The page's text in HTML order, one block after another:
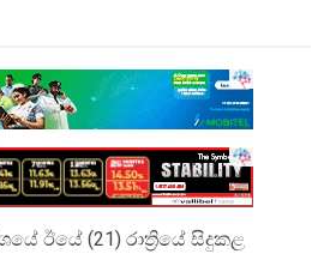
ඊයේ (21) රාත්‍රියේ සිදුකළ